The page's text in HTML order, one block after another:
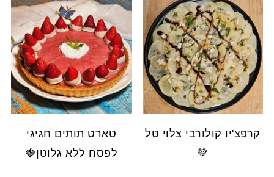
קרפצ'יו קולורבי צלוי טל
💚
טארט תותים חגיגי
לפסח ללא גלוטן🍓